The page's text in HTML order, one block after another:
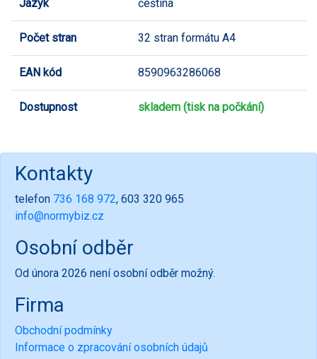
Jazyk čeština
Počet stran 32 stran formátu A4
EAN kód 8590963286068
Dostupnost skladem (tisk na počkání)
Kontakty
telefon 736 168 972, 603 320 965
info@normybiz.cz
Osobní odběr
Od února 2026 není osobní odběr možný.
Firma
Obchodní podmínky
Informace o zpracování osobních údajů